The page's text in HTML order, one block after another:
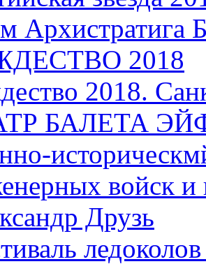
2018
2018.
БАЛЕТА
войск и
Друзь